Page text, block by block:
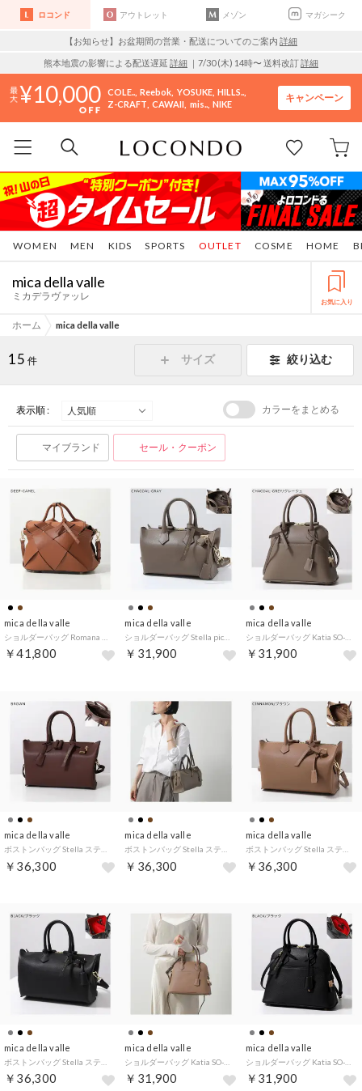
ロコンド アウトレット メゾン マガシーク
【お知らせ】お盆期間の営業・配送についてのご案内 詳細
熊本地震の影響による配送遅延 詳細 ｜7/30 (木) 14時〜 送料改訂詳細
10,000 COLE.. Reebok YOSUKE HILLS..
Z-CRAFT CAWAII mis.. NIKE
キャンペーン
WOMEN MEN KIDS SPORTS COSME HOME
OUTLET
mica della valle
ミカデラヴァッレ お気に入り
ホーム mica della valle
15 件 サイズ 絞り込む
表示順 : カラーをまとめる
マイブランド セール・クーポン
mica della valle
￥41,800
mica della valle
￥31,900
mica della valle
ショルダーバッグ Katia SO-0079S （CHACOAL-GREY/グレージュ）
￥31,900
mica della valle
￥36,300
mica della valle
￥36,300
mica della valle
￥36,300
mica della valle
￥36,300
mica della valle
￥31,900
mica della valle
ショルダーバッグ Katia SO-0079S （BLACK/ブラック）
￥31,900